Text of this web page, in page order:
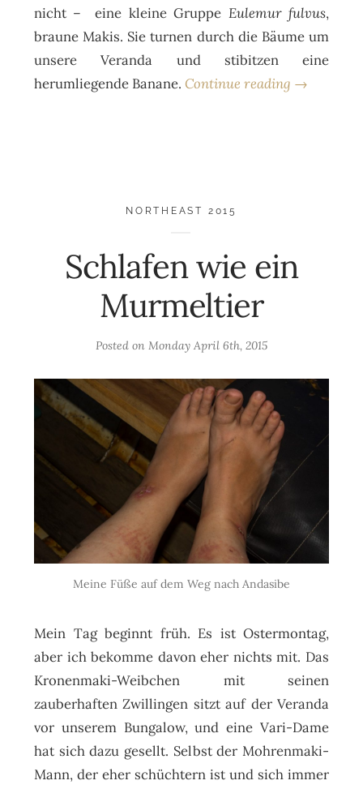
nicht – eine kleine Gruppe Eulemur fulvus,
braune Makis. Sie turnen durch die Bäume um
unsere Veranda und stibitzen eine
herumliegende Banane. Continue reading →
NORTHEAST 2015
Schlafen wie ein
Murmeltier
Posted on Monday April 6th, 2015
Meine Füße auf dem Weg nach Andasibe
Mein Tag beginnt früh. Es ist Ostermontag,
aber ich bekomme davon eher nichts mit. Das
Kronenmaki-Weibchen mit seinen
zauberhaften Zwillingen sitzt auf der Veranda
vor unserem Bungalow, und eine Vari-Dame
hat sich dazu gesellt. Selbst der Mohrenmaki-
Mann, der eher schüchtern ist und sich immer